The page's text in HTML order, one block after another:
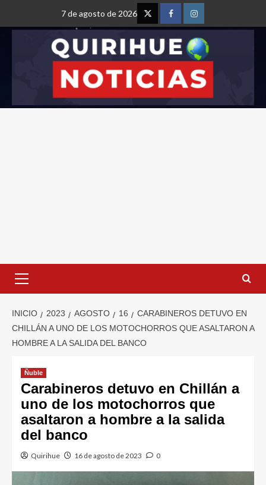
7 de agosto de 2026
INICIO 2023 AGOSTO 16
CARABINEROS DETUVO EN
CHILLÁN A UNO DE LOS MOTOCHORROS QUE ASALTARON A
HOMBRE A LA SALIDA DEL BANCO
Ñuble
Carabineros detuvo en Chillán a
uno de los motochorros que
asaltaron a hombre a la salida
del banco
Quirihue 16 de agosto de 2023 0